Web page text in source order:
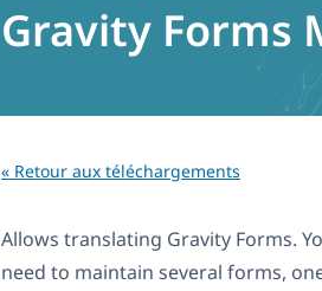
Gravity Forms
« Retour aux téléchargements
Allows translating Gravity Forms.
need to maintain several forms,